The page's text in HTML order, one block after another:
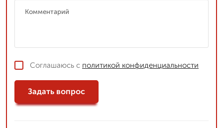
Соглашаюсь с политикой конфиденциальности
Задать вопрос